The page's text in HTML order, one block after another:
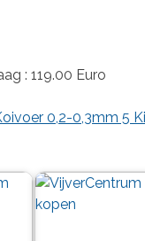
: 119.00 Euro
0,2-0,3mm 5